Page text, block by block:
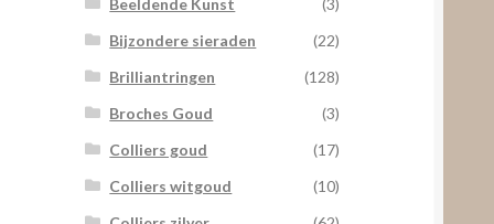
Beeldende Kunst
(3)
Bijzondere sieraden
(22)
Brilliantringen
(128)
Broches Goud
(3)
Colliers goud
(17)
Colliers witgoud
(10)